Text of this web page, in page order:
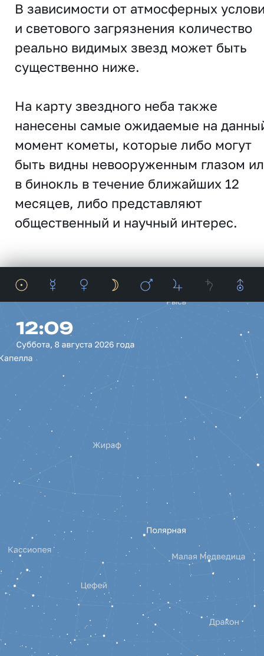
В зависимости от атмосферных
и светового загрязнения количество
реально видимых звезд может быть
существенно ниже.
На карту звездного неба также
нанесены самые ожидаемые на
момент кометы, которые либо могут
быть видны невооруженным глазом
в бинокль в течение ближайших 12
месяцев, либо представляют
общественный и научный интерес.